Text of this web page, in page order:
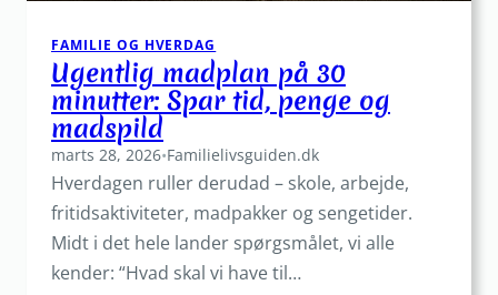
FAMILIE OG HVERDAG
Ugentlig madplan på 30
minutter: Spar tid, penge og
madspild
marts 28, 2026•Familielivsguiden.dk
Hverdagen ruller derudad – skole, arbejde,
fritidsaktiviteter, madpakker og sengetider.
Midt i det hele lander spørgsmålet, vi alle
kender: “Hvad skal vi have til…